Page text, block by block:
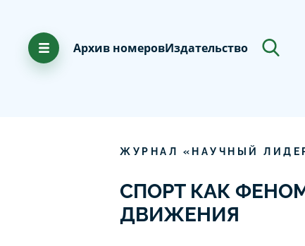
Архив номеровИздательство
ЖУРНАЛ «НАУЧНЫЙ
СПОРТ КАК
ДВИЖЕНИЯ